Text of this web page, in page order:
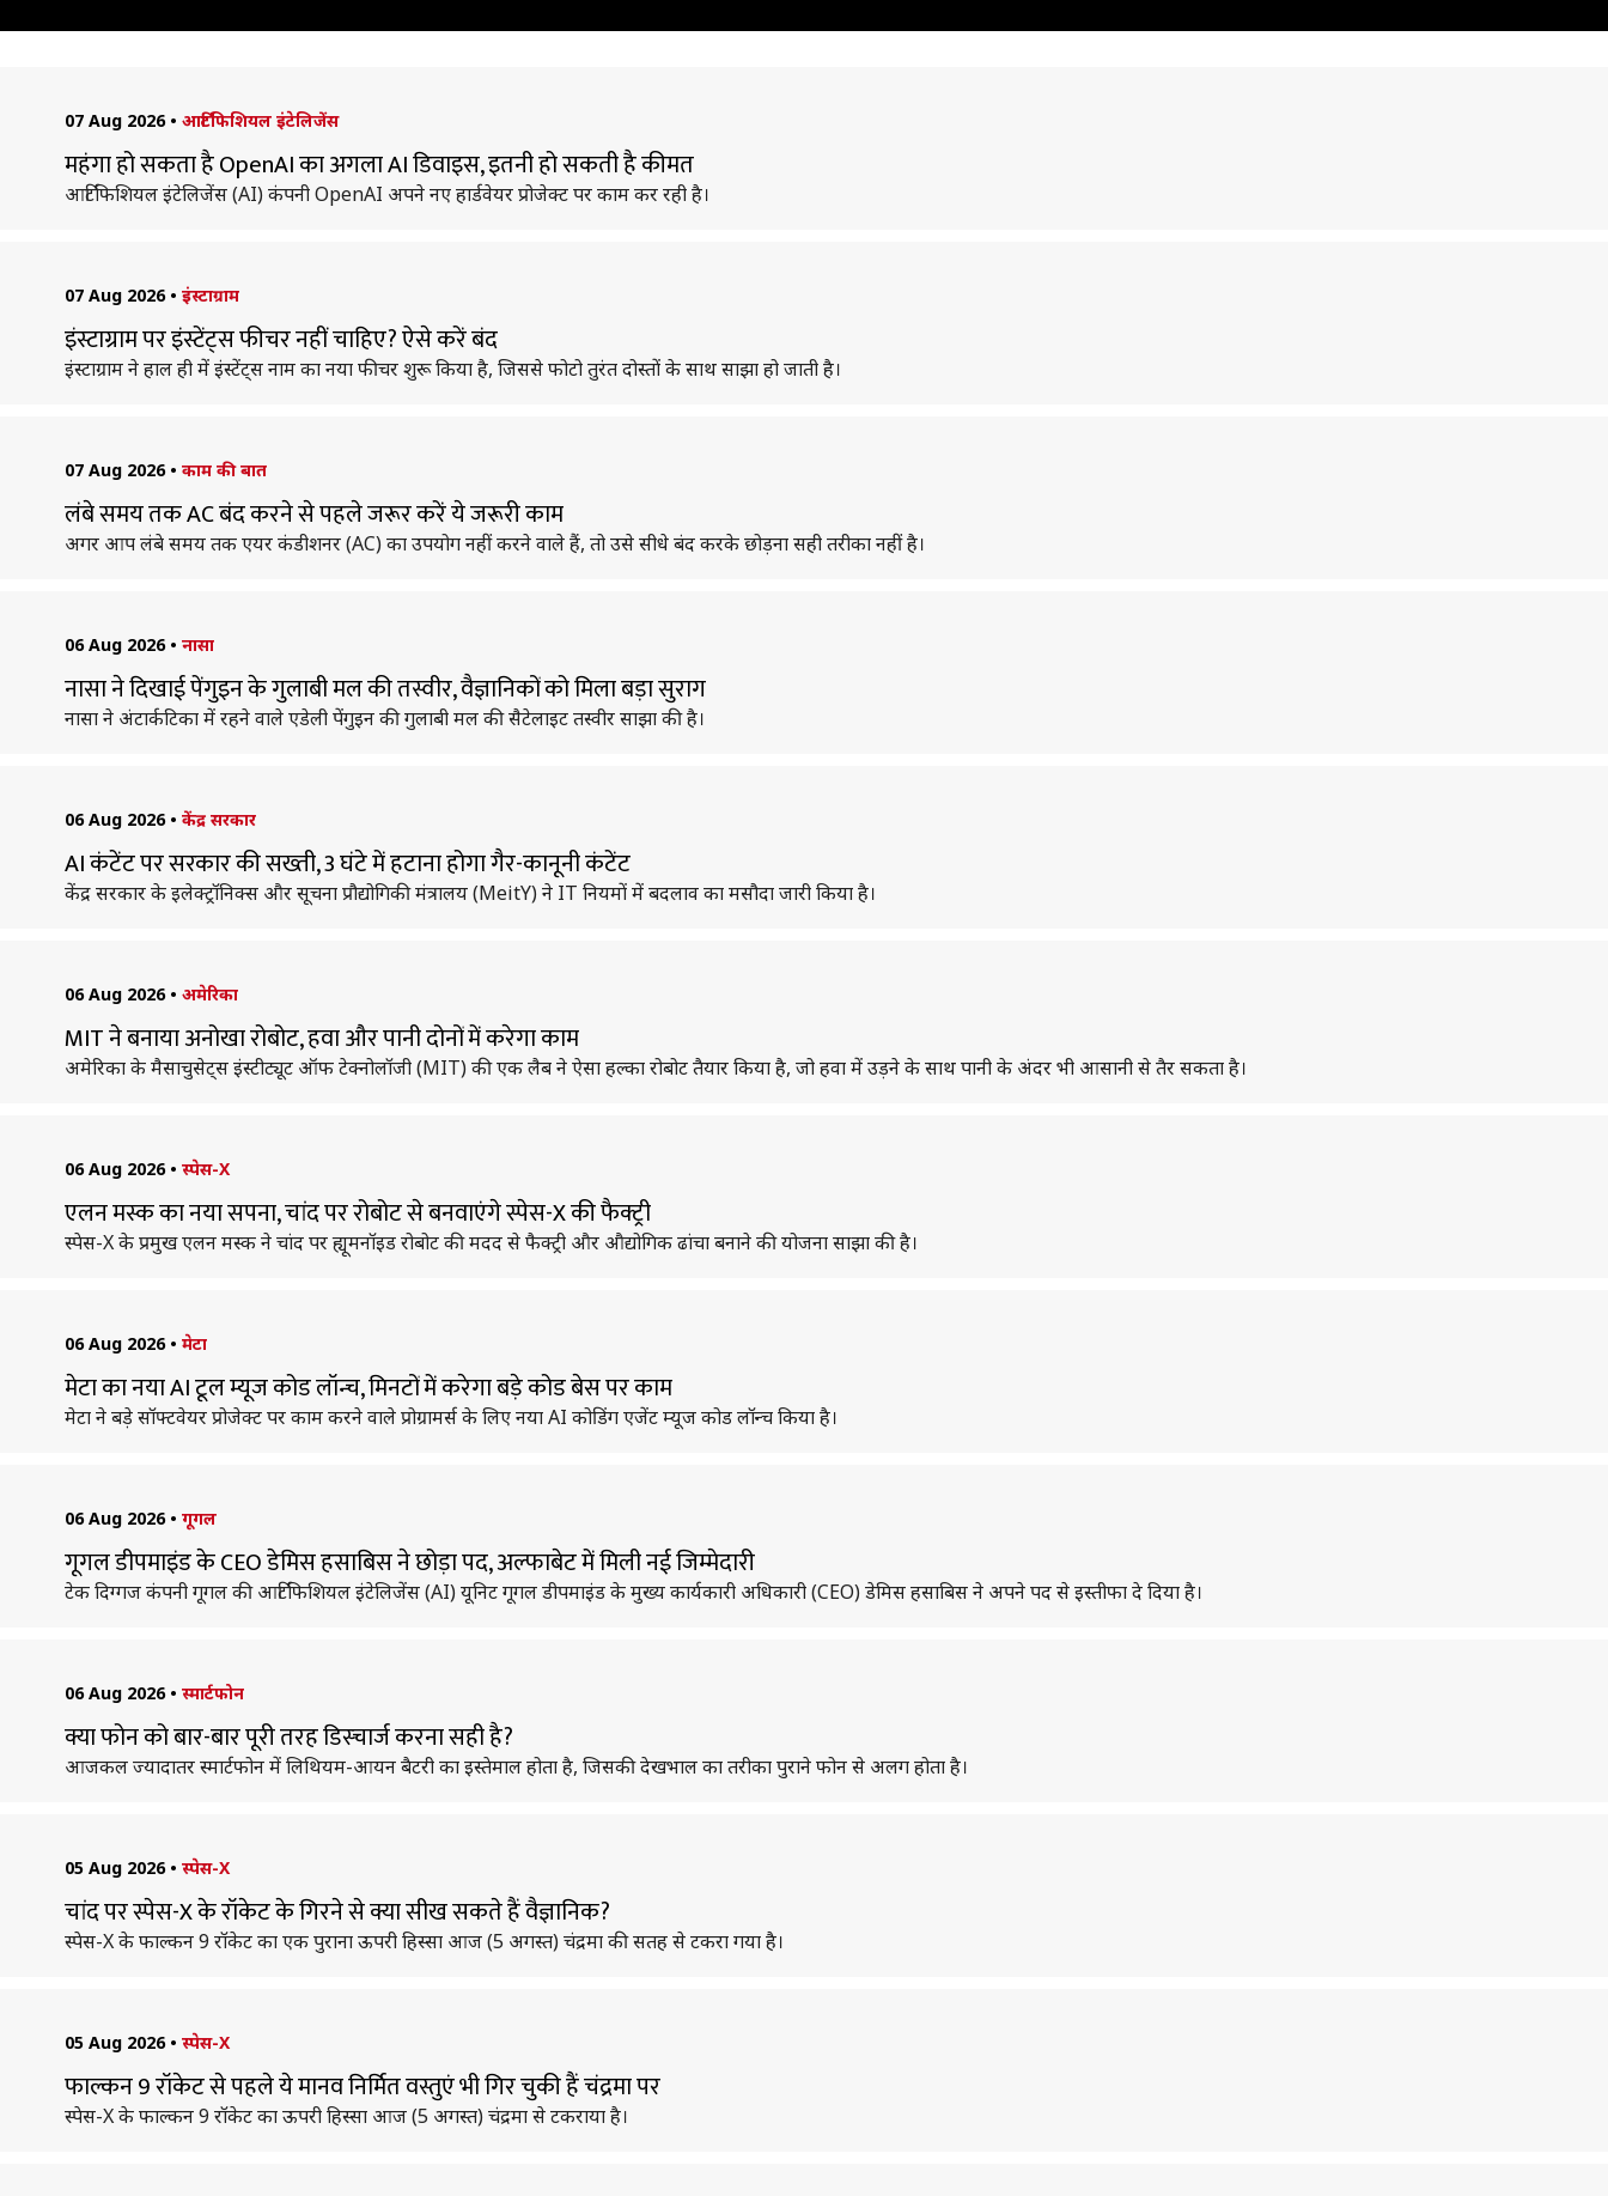
07 Aug 2026 • आर्टिफिशियल इंटेलिजेंस
महंगा हो सकता है OpenAI का अगला AI डिवाइस, इतनी हो सकती है कीमत
आर्टिफिशियल इंटेलिजेंस (AI) कंपनी OpenAI अपने नए हार्डवेयर प्रोजेक्ट पर काम कर रही है।
07 Aug 2026 • इंस्टाग्राम
इंस्टाग्राम पर इंस्टेंट्स फीचर नहीं चाहिए? ऐसे करें बंद
इंस्टाग्राम ने हाल ही में इंस्टेंट्स नाम का नया फीचर शुरू किया है, जिससे फोटो तुरंत दोस्तों के साथ साझा हो जाती है।
07 Aug 2026 • काम की बात
लंबे समय तक AC बंद करने से पहले जरूर करें ये जरूरी काम
अगर आप लंबे समय तक एयर कंडीशनर (AC) का उपयोग नहीं करने वाले हैं, तो उसे सीधे बंद करके छोड़ना सही तरीका नहीं है।
06 Aug 2026 • नासा
नासा ने दिखाई पेंगुइन के गुलाबी मल की तस्वीर, वैज्ञानिकों को मिला बड़ा सुराग
नासा ने अंटार्कटिका में रहने वाले एडेली पेंगुइन की गुलाबी मल की सैटेलाइट तस्वीर साझा की है।
06 Aug 2026 • केंद्र सरकार
AI कंटेंट पर सरकार की सख्ती, 3 घंटे में हटाना होगा गैर-कानूनी कंटेंट
केंद्र सरकार के इलेक्ट्रॉनिक्स और सूचना प्रौद्योगिकी मंत्रालय (MeitY) ने IT नियमों में बदलाव का मसौदा जारी किया है।
06 Aug 2026 • अमेरिका
MIT ने बनाया अनोखा रोबोट, हवा और पानी दोनों में करेगा काम
अमेरिका के मैसाचुसेट्स इंस्टीट्यूट ऑफ टेक्नोलॉजी (MIT) की एक लैब ने ऐसा हल्का रोबोट तैयार किया है, जो हवा में उड़ने के साथ पानी के अंदर भी आसानी से तैर सकता है।
06 Aug 2026 • स्पेस-X
एलन मस्क का नया सपना, चांद पर रोबोट से बनवाएंगे स्पेस-X की फैक्ट्री
स्पेस-X के प्रमुख एलन मस्क ने चांद पर ह्यूमनॉइड रोबोट की मदद से फैक्ट्री और औद्योगिक ढांचा बनाने की योजना साझा की है।
06 Aug 2026 • मेटा
मेटा का नया AI टूल म्यूज कोड लॉन्च, मिनटों में करेगा बड़े कोड बेस पर काम
मेटा ने बड़े सॉफ्टवेयर प्रोजेक्ट पर काम करने वाले प्रोग्रामर्स के लिए नया AI कोडिंग एजेंट म्यूज कोड लॉन्च किया है।
06 Aug 2026 • गूगल
गूगल डीपमाइंड के CEO डेमिस हसाबिस ने छोड़ा पद, अल्फाबेट में मिली नई जिम्मेदारी
टेक दिग्गज कंपनी गूगल की आर्टिफिशियल इंटेलिजेंस (AI) यूनिट गूगल डीपमाइंड के मुख्य कार्यकारी अधिकारी (CEO) डेमिस हसाबिस ने अपने पद से इस्तीफा दे दिया है।
06 Aug 2026 • स्मार्टफोन
क्या फोन को बार-बार पूरी तरह डिस्चार्ज करना सही है?
आजकल ज्यादातर स्मार्टफोन में लिथियम-आयन बैटरी का इस्तेमाल होता है, जिसकी देखभाल का तरीका पुराने फोन से अलग होता है।
05 Aug 2026 • स्पेस-X
चांद पर स्पेस-X के रॉकेट के गिरने से क्या सीख सकते हैं वैज्ञानिक?
स्पेस-X के फाल्कन 9 रॉकेट का एक पुराना ऊपरी हिस्सा आज (5 अगस्त) चंद्रमा की सतह से टकरा गया है।
05 Aug 2026 • स्पेस-X
फाल्कन 9 रॉकेट से पहले ये मानव निर्मित वस्तुएं भी गिर चुकी हैं चंद्रमा पर
स्पेस-X के फाल्कन 9 रॉकेट का ऊपरी हिस्सा आज (5 अगस्त) चंद्रमा से टकराया है।